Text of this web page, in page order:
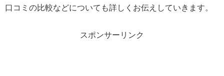
口コミの比較などについても詳しくお伝えしていきます。
スポンサーリンク